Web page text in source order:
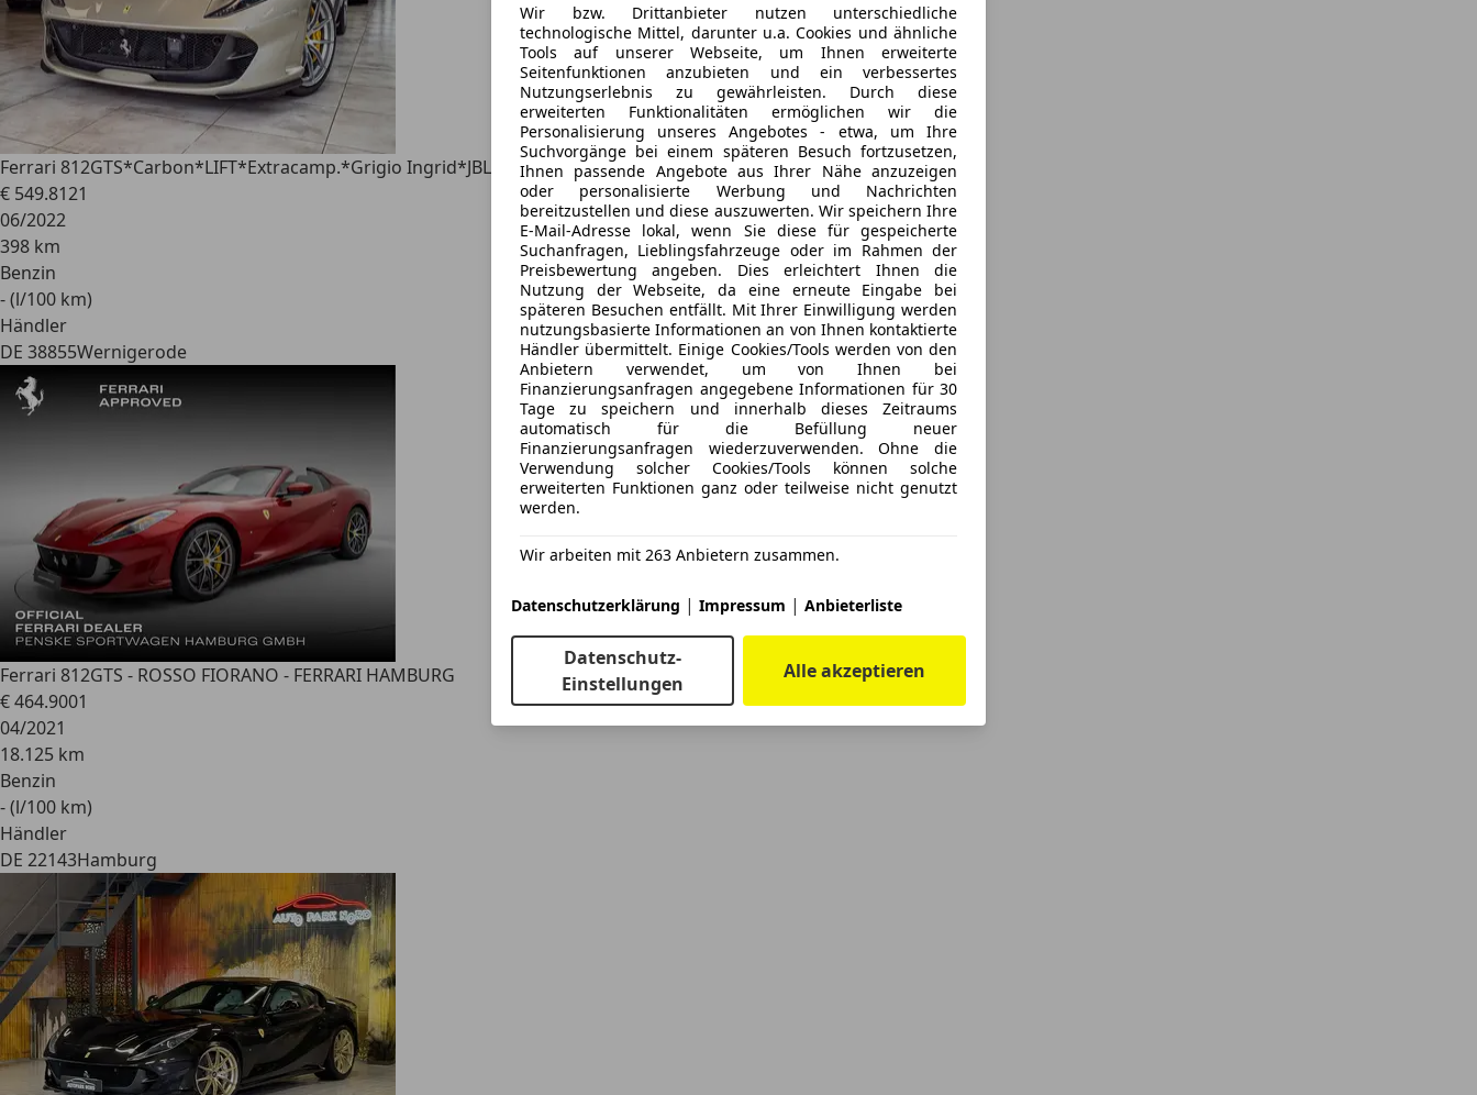
Ferrari 812GTS*Carbon*LIFT*Extracamp.*Grigio Ingrid*JBL
€ 549.8121
06/2022
398 km
Benzin
- (l/100 km)
Händler
DE 38855Wernigerode
Ferrari 812GTS - ROSSO FIORANO - FERRARI HAMBURG
€ 464.9001
04/2021
18.125 km
Benzin
- (l/100 km)
Händler
DE 22143Hamburg
Wir bzw. Drittanbieter nutzen unterschiedliche
technologische Mittel, darunter u.a. Cookies und ähnliche
Tools auf unserer Webseite, um Ihnen erweiterte
Seitenfunktionen anzubieten und ein verbessertes
Nutzungserlebnis zu gewährleisten. Durch diese
erweiterten Funktionalitäten ermöglichen wir die
Personalisierung unseres Angebotes - etwa, um Ihre
Suchvorgänge bei einem späteren Besuch fortzusetzen,
Ihnen passende Angebote aus Ihrer Nähe anzuzeigen
oder personalisierte Werbung und Nachrichten
bereitzustellen und diese auszuwerten. Wir speichern Ihre
E-Mail-Adresse lokal, wenn Sie diese für gespeicherte
Suchanfragen, Lieblingsfahrzeuge oder im Rahmen der
Preisbewertung angeben. Dies erleichtert Ihnen die
Nutzung der Webseite, da eine erneute Eingabe bei
späteren Besuchen entfällt. Mit Ihrer Einwilligung werden
nutzungsbasierte Informationen an von Ihnen kontaktierte
Händler übermittelt. Einige Cookies/Tools werden von den
Anbietern verwendet, um von Ihnen bei
Finanzierungsanfragen angegebene Informationen für 30
Tage zu speichern und innerhalb dieses Zeitraums
automatisch für die Befüllung neuer
Finanzierungsanfragen wiederzuverwenden. Ohne die
Verwendung solcher Cookies/Tools können solche
erweiterten Funktionen ganz oder teilweise nicht genutzt
werden.
Wir arbeiten mit 263 Anbietern zusammen.
Datenschutzerklärung | Impressum | Anbieterliste
Datenschutz-
Einstellungen
Alle akzeptieren